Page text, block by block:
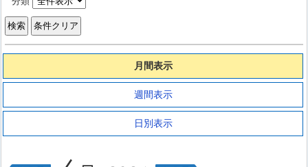
月間表示
週間表示
日別表示